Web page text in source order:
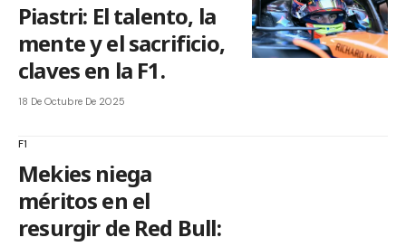
Piastri: El talento, la
mente y el sacrificio,
claves en la F1.
18 De Octubre De 2025
F1
Mekies niega
méritos en el
resurgir de Red Bull: